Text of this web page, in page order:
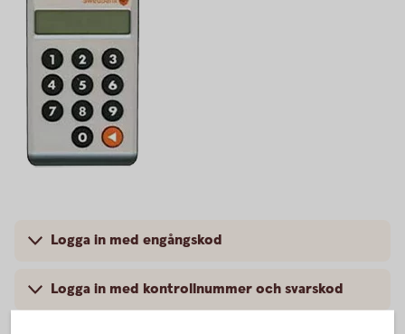
Logga in med engångskod
Logga in med kontrollnummer och svarskod